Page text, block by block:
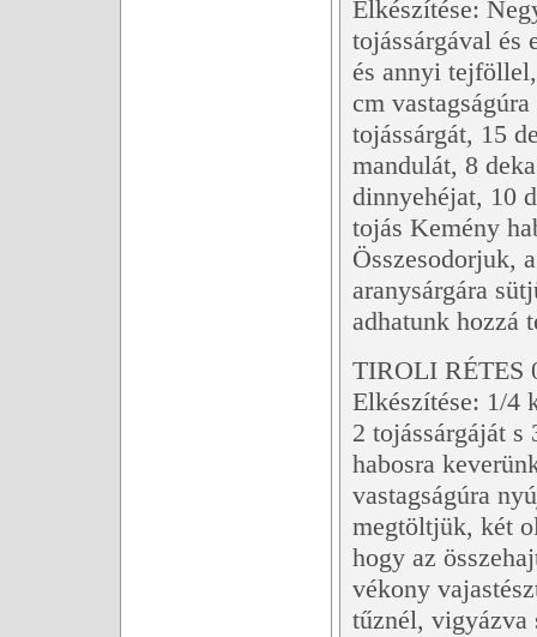
Elkészítése:
tojássárgával és
és annyi
cm
tojássárgát, 15
mandulát, 8
dinnyehéjat, 10
tojás Kemény
Összesodorjuk,
aranysárgára
adhatunk hozzá
TIROLI RÉTES
Elkészítése: 1/4
2 tojássárgáját
habosra
vastagságúra
megtöltjük, két
hogy az
vékony
tűznél, vigyázva